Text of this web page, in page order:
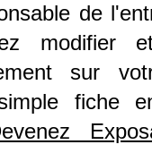
de
modifier
sur
fiche